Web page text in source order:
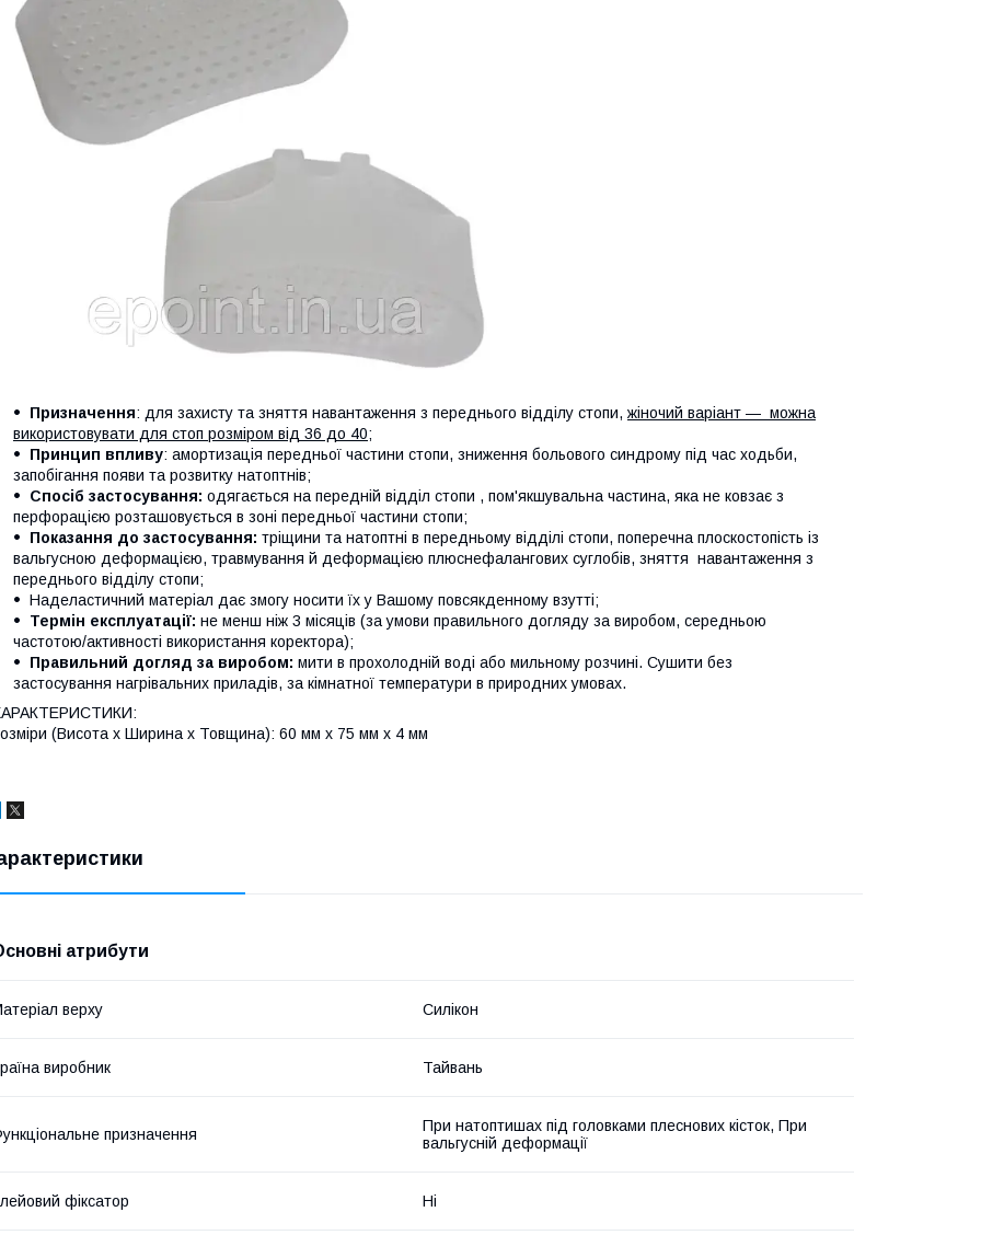
Призначення: для захисту та зняття навантаження з переднього відділу стопи, жіночий варіант — можна
використовувати для стоп розміром від 36 до 40;
Принцип впливу: амортизація передньої частини стопи, зниження больового синдрому під час ходьби,
запобігання появи та розвитку натоптнів;
Спосіб застосування: одягається на передній відділ стопи , пом'якшувальна частина, яка не ковзає з
перфорацією розташовується в зоні передньої частини стопи;
Показання до застосування: тріщини та натоптні в передньому відділі стопи, поперечна плоскостопість із
вальгусною деформацією, травмування й деформацією плюснефалангових суглобів, зняття навантаження з
переднього відділу стопи;
Наделастичний матеріал дає змогу носити їх у Вашому повсякденному взутті;
Термін експлуатації: не менш ніж 3 місяців (за умови правильного догляду за виробом, середньою
частотою/активності використання коректора);
Правильний догляд за виробом: мити в прохолодній воді або мильному розчині. Сушити без
застосування нагрівальних приладів, за кімнатної температури в природних умовах.
(Висота х Ширина х Товщина): 60 мм х 75 мм х 4 мм
атрибути
верху Силікон
виробник Тайвань
призначення
При натоптишах під головками плеснових кісток, При
вальгусній деформації
фіксатор Ні